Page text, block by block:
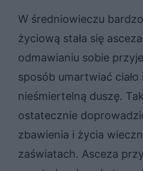
W średniowieczu
życiową stała się
odmawianiu sobie
sposób umartwiać
nieśmiertelną duszę.
ostatecznie
zbawienia i życia
zaświatach. Asceza